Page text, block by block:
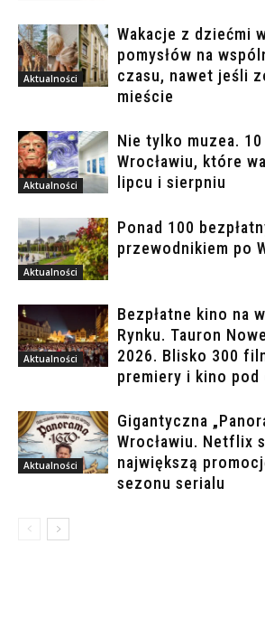
Aktualności
Wakacje z dziećmi
pomysłów na
czasu, nawet jeśli
mieście
Aktualności
Nie tylko muzea.
Wrocławiu, które
lipcu i sierpniu
Aktualności
Ponad 100
przewodnikiem po
Aktualności
Bezpłatne kino na
Rynku. Tauron
2026. Blisko 300
premiery i kino pod
Aktualności
Gigantyczna
Wrocławiu. Netflix
największą
sezonu serialu